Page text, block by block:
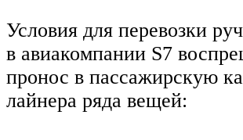
Условия для перевозки
в авиакомпании S7
пронос в пассажирскую
лайнера ряда вещей: